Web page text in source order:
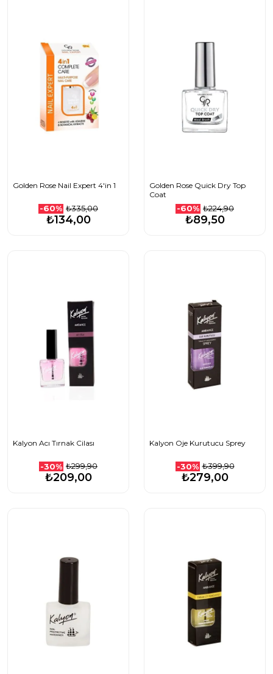
Golden Rose Nail Expert 4'in 1
-60% ₺335,00
₺134,00
Golden Rose Quick Dry Top
Coat
-60% ₺224,90
₺89,50
Kalyon Acı Tırnak Cilası
-30% ₺299,90
₺209,00
Kalyon Oje Kurutucu Sprey
-30% ₺399,90
₺279,00